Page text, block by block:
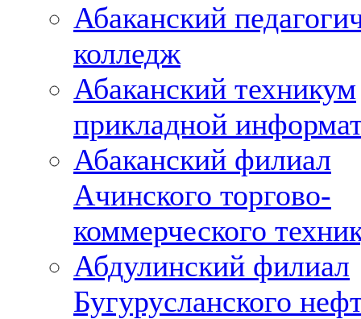
Абаканский
колледж
Абаканский техникум
прикладной
Абаканский филиал
Ачинского торгово-
коммерческого
Абдулинский филиал
Бугурусланского